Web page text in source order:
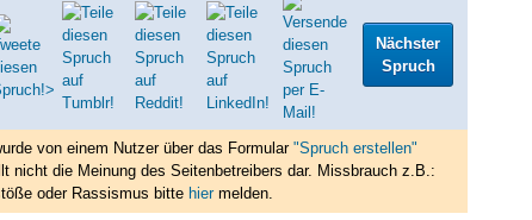
Nächster
Spruch
von einem Nutzer über das Formular"Spruch erstellen"
nicht die Meinung des Seitenbetreibers dar. Missbrauch z.B.:
oder Rassismus bitte hiermelden.